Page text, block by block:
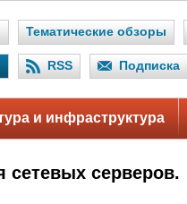
Тематические обзоры
RSS Подписка
и инфраструктура
сетевых серверов.